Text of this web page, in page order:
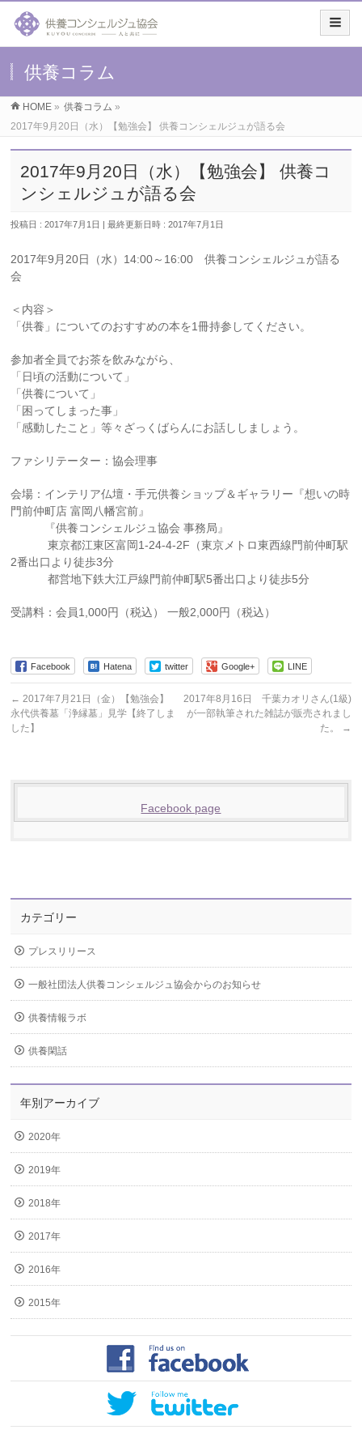
供養コラム
HOME » 供養コラム »
2017年9月20日（水）【勉強会】 供養コンシェルジュが語る会
2017年9月20日（水）【勉強会】 供養コ
ンシェルジュが語る会
投稿日 : 2017年7月1日 最終更新日時 : 2017年7月1日
2017年9月20日（水）14:00～16:00 供養コンシェルジュが語る
会
＜内容＞
「供養」についてのおすすめの本を1冊持参してください。
参加者全員でお茶を飲みながら、
「日頃の活動について」
「供養について」
「困ってしまった事」
「感動したこと」等々ざっくばらんにお話ししましょう。
ファシリテーター：協会理事
会場：インテリア仏壇・手元供養ショップ＆ギャラリー『想いの時
門前仲町店 富岡八幡宮前』
『供養コンシェルジュ協会 事務局』
東京都江東区富岡1-24-4-2F（東京メトロ東西線門前仲町駅
2番出口より徒歩3分
都営地下鉄大江戸線門前仲町駅5番出口より徒歩5分
受講料：会員1,000円（税込） 一般2,000円（税込）
Facebook Hatena twitter Google+ LINE
← 2017年7月21日（金）【勉強会】
永代供養墓「浄縁墓」見学【終了しま
した】
2017年8月16日 千葉カオリさん(1級)
が一部執筆された雑誌が販売されまし
た。
→
Facebook page
カテゴリー
プレスリリース
一般社団法人供養コンシェルジュ協会からのお知らせ
供養情報ラボ
供養閑話
年別アーカイブ
2020年
2019年
2018年
2017年
2016年
2015年